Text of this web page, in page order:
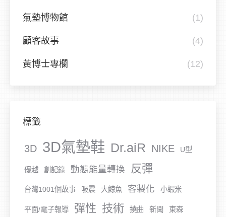
氣墊博物館 (1)
顧客故事 (4)
黃博士專欄 (12)
標籤
3D 3D氣墊鞋 Dr.aiR NIKE U型
優越 創記錄 動態能量轉換 反彈
台灣1001個故事 吸震 大鯨魚 客製化 小蝦米
平面/電子報導 彈性 技術 撓曲 新聞 東森